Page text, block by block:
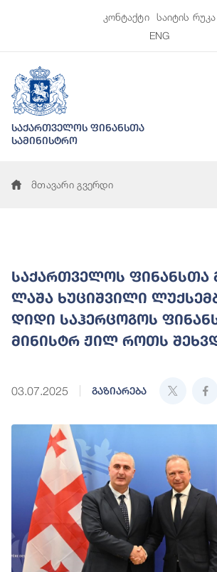
კონტაქტი
საიტის რუკა
ENG
საქართველოს ფინანსთა
სამინისტრო
მთავარი გვერდი
საქართველოს ფინანსთა
ლაშა ხუციშვილი
დიდი საჰერცოგოს
მინისტრ ჟილ როთს
03.07.2025 გაზიარება